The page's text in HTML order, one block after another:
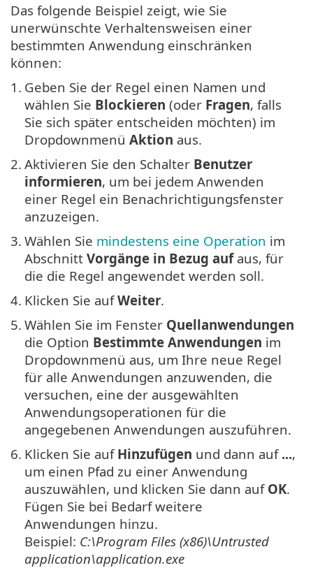
Das folgende Beispiel zeigt, wie Sie
unerwünschte Verhaltensweisen einer
bestimmten Anwendung einschränken
können:
1. Geben Sie der Regel einen Namen und
wählen Sie Blockieren (oder Fragen, falls
Sie sich später entscheiden möchten) im
Dropdownmenü Aktion aus.
2. Aktivieren Sie den Schalter Benutzer
informieren, um bei jedem Anwenden
einer Regel ein Benachrichtigungsfenster
anzuzeigen.
3. Wählen Sie mindestens eine Operation im
Abschnitt Vorgänge in Bezug aufaus, für
die die Regel angewendet werden soll.
4. Klicken Sie aufWeiter.
5. Wählen Sie im Fenster Quellanwendungen
die Option Bestimmte Anwendungen im
Dropdownmenü aus, um Ihre neue Regel
für alle Anwendungen anzuwenden, die
versuchen, eine der ausgewählten
Anwendungsoperationen für die
angegebenen Anwendungen auszuführen.
6. Klicken Sie auf Hinzufügen und dann auf ...,
um einen Pfad zu einer Anwendung
auszuwählen, und klicken Sie dann auf OK.
Fügen Sie bei Bedarf weitere
Anwendungen hinzu.
Beispiel: C:\Program Files (x86)\Untrusted
application\application.exe